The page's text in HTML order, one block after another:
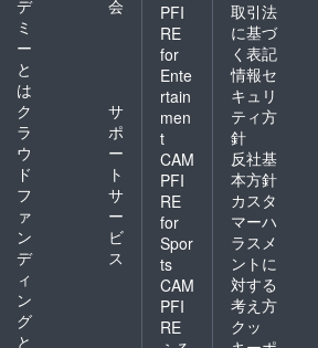
デ
ミ
ー
と
は
会
ク
ラ
ウ
ド
フ
ァ
ン
デ
ィ
ン
グ
と
サ
ポ
ー
ト
サ
ー
ビ
ス
PFI
RE
for
Ente
rtain
men
t
CAM
PFI
RE
for
Spor
ts
CAM
PFI
RE
取引法
に基づ
く表記
情報セ
キュリ
ティ方
針
反社基
本方針
カスタ
マーハ
ラスメ
ントに
対する
考え方
クッ